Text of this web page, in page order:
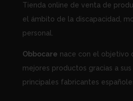
Tienda online de venta de
el ámbito de la discapacidad,
personal.
Obbocare nace con el objetivo
mejores productos gracias a
principales fabricantes